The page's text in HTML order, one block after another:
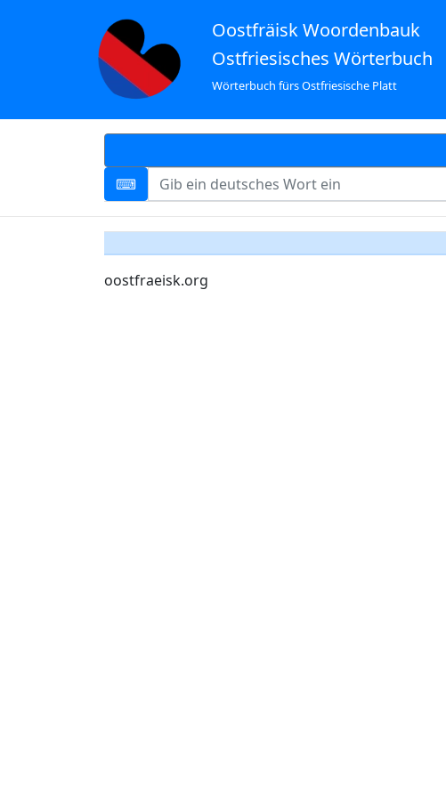
Oostfräisk Woordenbauk
Ostfriesisches Wörterbuch
Wörterbuch fürs Ostfriesische Platt
oostfraeisk.org